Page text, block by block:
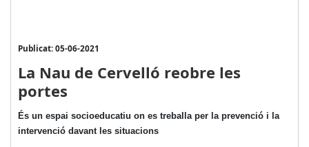
Publicat: 05-06-2021
La Nau de Cervelló reobre les
portes
És un espai socioeducatiu on es treballa per la prevenció i la
intervenció davant les situacions